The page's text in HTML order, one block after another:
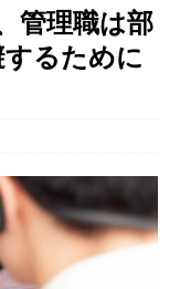
管理職は部
るために